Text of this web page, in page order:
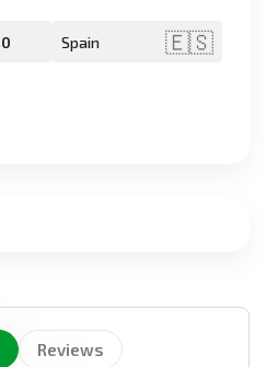
0 Spain 🇪🇸
Reviews